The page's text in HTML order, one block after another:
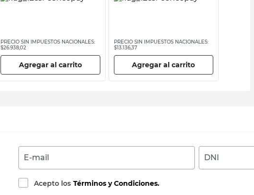
PRECIO SIN IMPUESTOS NACIONALES:
$26.938,02
Agregar al carrito
PRECIO SIN IMPUESTOS NACIONALES:
$13.136,37
Agregar al carrito
E-mail DNI
Acepto los Términos y Condiciones.